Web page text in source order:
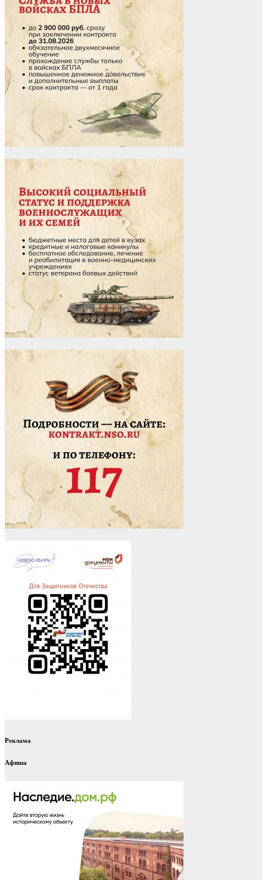
Реклама
Афиша